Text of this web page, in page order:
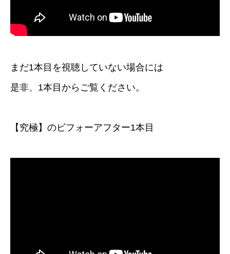
まだ1本目を視聴していない場合には
是非、1本目からご覧ください。
【究極】のビフォーアフター1本目